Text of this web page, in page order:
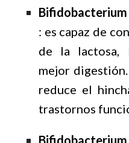
: es capaz de
de la lactosa,
mejor
reduce el
trastornos